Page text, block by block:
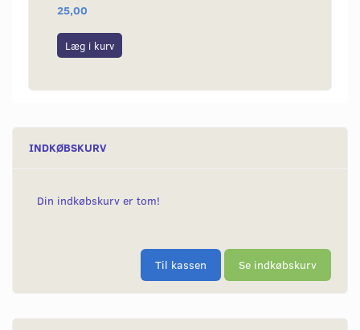
25,00
Læg i kurv
INDKØBSKURV
Din indkøbskurv er tom!
Til kassen Se indkøbskurv